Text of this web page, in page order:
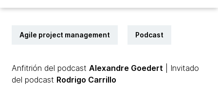
Agile project management Podcast
Anfitrión del podcast Alexandre Goedert | Invitado
del podcast Rodrigo Carrillo